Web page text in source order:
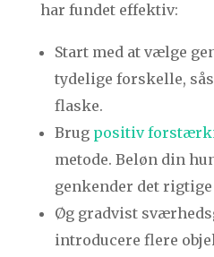
har fundet effektiv:
Start med at vælge
tydelige forskelle,
flaske.
Brug positiv
metode. Beløn din
genkender det
Øg gradvist
introducere flere